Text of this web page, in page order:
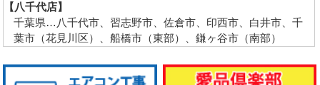
【八千代店】
千葉県…八千代市、習志野市、佐倉市、印西市、白井市、千
葉市（花見川区）、船橋市（東部）、鎌ヶ谷市（南部）